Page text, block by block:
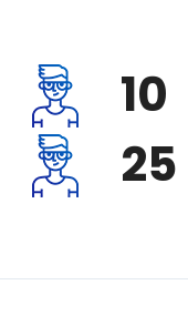
10
25